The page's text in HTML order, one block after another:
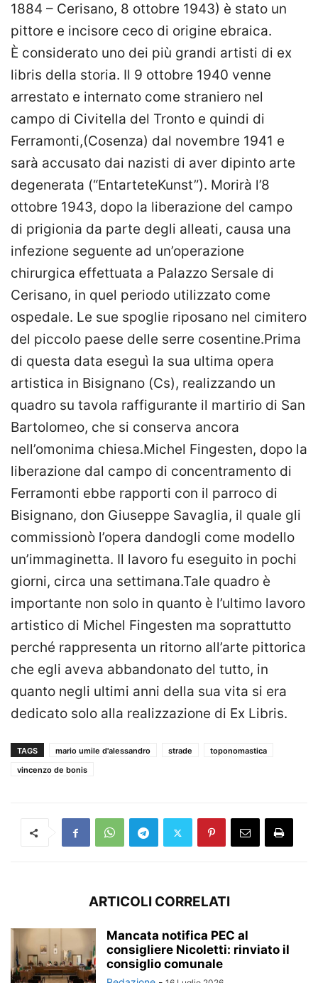
1884 – Cerisano, 8 ottobre 1943) è stato un
pittore e incisore ceco di origine ebraica.
È considerato uno dei più grandi artisti di ex
libris della storia. Il 9 ottobre 1940 venne
arrestato e internato come straniero nel
campo di Civitella del Tronto e quindi di
Ferramonti,(Cosenza) dal novembre 1941 e
sarà accusato dai nazisti di aver dipinto arte
degenerata (“EntarteteKunst”). Morirà l’8
ottobre 1943, dopo la liberazione del campo
di prigionia da parte degli alleati, causa una
infezione seguente ad un’operazione
chirurgica effettuata a Palazzo Sersale di
Cerisano, in quel periodo utilizzato come
ospedale. Le sue spoglie riposano nel cimitero
del piccolo paese delle serre cosentine.Prima
di questa data eseguì la sua ultima opera
artistica in Bisignano (Cs), realizzando un
quadro su tavola raffigurante il martirio di San
Bartolomeo, che si conserva ancora
nell’omonima chiesa.Michel Fingesten, dopo la
liberazione dal campo di concentramento di
Ferramonti ebbe rapporti con il parroco di
Bisignano, don Giuseppe Savaglia, il quale gli
commissionò l’opera dandogli come modello
un’immaginetta. Il lavoro fu eseguito in pochi
giorni, circa una settimana.Tale quadro è
importante non solo in quanto è l’ultimo lavoro
artistico di Michel Fingesten ma soprattutto
perché rappresenta un ritorno all’arte pittorica
che egli aveva abbandonato del tutto, in
quanto negli ultimi anni della sua vita si era
dedicato solo alla realizzazione di Ex Libris.
TAGS mario umile d'alessandro strade
toponomastica
vincenzo de bonis
ARTICOLI CORRELATI
Mancata notifica PEC al
consigliere Nicoletti: rinviato il
consiglio comunale